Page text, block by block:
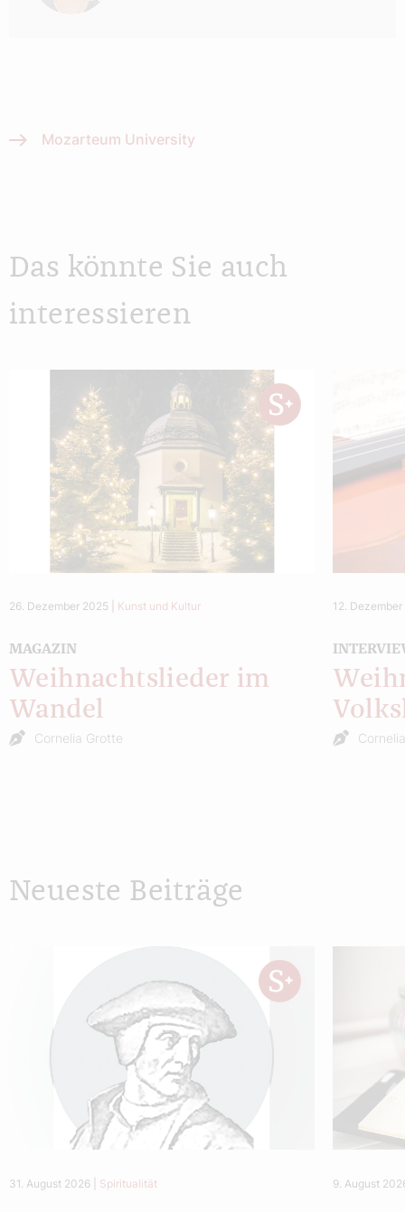
Mozarteum University
Das könnte Sie auch
interessieren
26. Dezember 2025 Kunst und Kultur
MAGAZIN
Weihnachtslieder im
Wandel
Cornelia Grotte
12.
Neueste Beiträge
31. August 2026 Spiritualität 9. August